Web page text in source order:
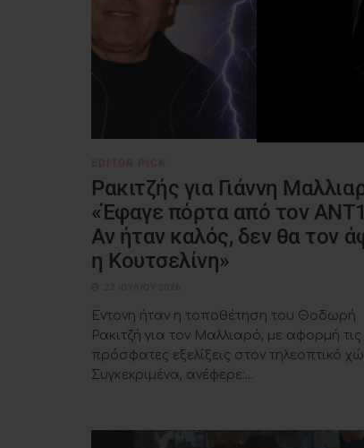
Ρακιτζής για Γιάννη
«Έφαγε πόρτα από τον
Αν ήταν καλός, δεν θα τον
η Κουτσελίνη»
Έντονη ήταν η τοποθέτηση του Θοδωρή
Ρακιτζή για τον Μαλλιαρό, με αφορμή τις
πρόσφατες εξελίξεις στον τηλεοπτικό
Συγκεκριμένα, ανέφερε:...